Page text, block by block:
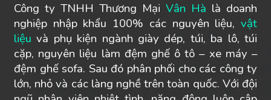
Công ty TNHH Thương Mại Vân Hà là doanh
nghiệp nhập khẩu 100% các nguyên liệu, vật
liệu và phụ kiện ngành giày dép, túi, ba lô, túi
cặp, nguyên liệu làm đệm ghế ô tô – xe máy –
đệm ghế sofa. Sau đó phân phối cho các công ty
lớn, nhỏ và các làng nghề trên toàn quốc. Với đội